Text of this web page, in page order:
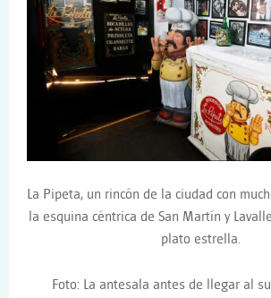
La Pipeta, un rincón de la ciudad con
la esquina céntrica de San Martín y
plato estrella.
Foto: La antesala antes de llegar al